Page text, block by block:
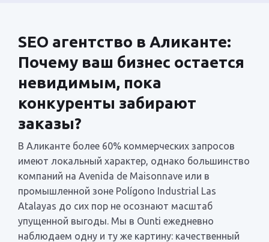
SEO агентство в Аликанте:
Почему ваш бизнес остается
невидимым, пока
конкуренты забирают
заказы?
В Аликанте более 60% коммерческих запросов
имеют локальный характер, однако большинство
компаний на Avenida de Maisonnave или в
промышленной зоне Polígono Industrial Las
Atalayas до сих пор не осознают масштаб
упущенной выгоды. Мы в Ounti ежедневно
наблюдаем одну и ту же картину: качественный